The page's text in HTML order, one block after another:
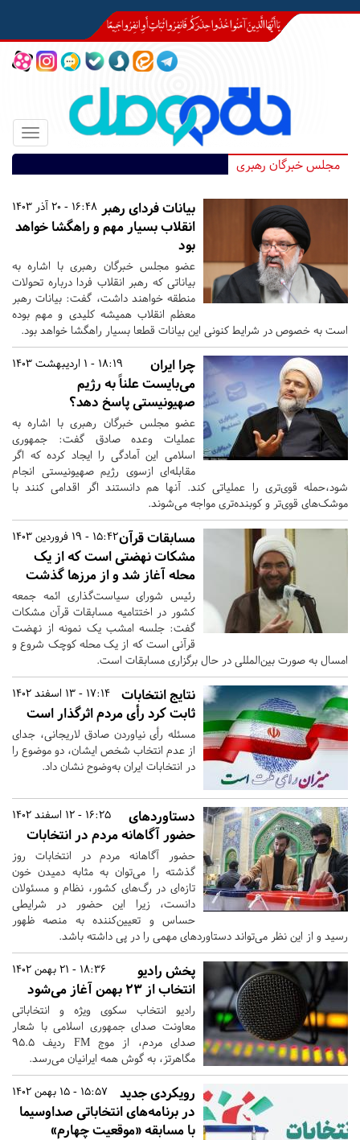
Toggle
مجلس خبرگان رهبری
16:48 - 20 آذر 1403 بیانات فردای رهبر
انقلاب بسیار مهم و راهگشا خواهد
بود
عضو مجلس خبرگان رهبری با اشاره به
بیاناتی که رهبر انقلاب فردا درباره تحولات
منطقه خواهند داشت، گفت: بیانات رهبر
معظم انقلاب همیشه کلیدی و مهم بوده
است به خصوص در شرایط کنونی این بیانات قطعا بسیار راهگشا خواهد بود.
18:19 - 1 اردیبهشت 1403
چرا ایران
می‌بایست علناً به رژیم
صهیونیستی پاسخ دهد؟
عضو مجلس خبرگان رهبری با اشاره به
عملیات وعده صادق گفت: جمهوری
اسلامی این آمادگی را ایجاد کرده که اگر
مقابله‌ای ازسوی رژیم صهیونیستی انجام
شود،حمله قوی‌تری را عملیاتی کند. آنها هم دانستند اگر اقدامی کنند با
موشک‌های قوی‌تر و کوبنده‌تری مواجه می‌شوند.
15:42 - 19 فروردین 1403مسابقات قرآن
مشکات نهضتی است که از یک
محله آغاز شد و از مرزها گذشت
رئیس شورای سیاست‌گذاری ائمه جمعه
کشور در اختتامیه مسابقات قرآن مشکات
گفت: جلسه امشب یک نمونه از نهضت
قرآنی است که از یک محله کوچک شروع و
امسال به صورت بین‌المللی در حال برگزاری مسابقات است.
17:14 - 13 اسفند 1402
نتایج انتخابات
ثابت کرد رأی مردم اثرگذار است
مسئله رأی نیاوردن صادق لاریجانی، جدای
از عدم انتخاب شخص ایشان، دو موضوع را
در انتخابات ایران به‌وضوح نشان داد.
16:25 - 12 اسفند 1402
دستاورد‌های
حضور آگاهانه مردم در انتخابات
حضور آگاهانه مردم در انتخابات روز
گذشته را می‌توان به مثابه دمیدن خون
تازه‌ای در رگ‌های کشور، نظام و مسئولان
دانست، زیرا این حضور در شرایطی
حساس و تعیین‌کننده به منصه ظهور
رسید و از این نظر می‌تواند دستاورد‌های مهمی را در پی داشته باشد.
18:36 - 21 بهمن 1402
پخش رادیو
انتخاب از 23 بهمن آغاز می‌شود
رادیو انتخاب سکوی ویژه و انتخاباتی
معاونت صدای جمهوری اسلامی با شعار
صدای مردم، از موج FM ردیف 95.5
مگاهرتز، به گوش همه ایرانیان می‌رسد.
15:57 - 15 بهمن 1402
رویکردی جدید
در برنامه‌های انتخاباتی صداوسیما
با مسابقه «موقعیت چهارم»